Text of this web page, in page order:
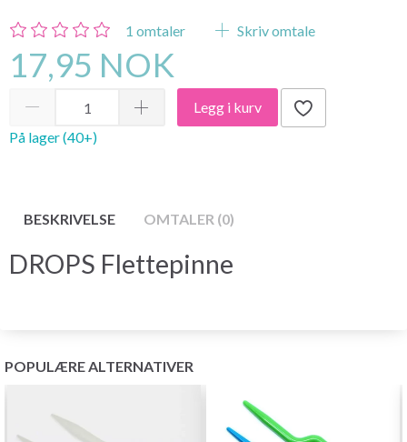
1 omtaler Skriv omtale
17,95 NOK
Legg i kurv
På lager (40+)
BESKRIVELSE OMTALER (0)
DROPS Flettepinne
POPULÆRE ALTERNATIVER